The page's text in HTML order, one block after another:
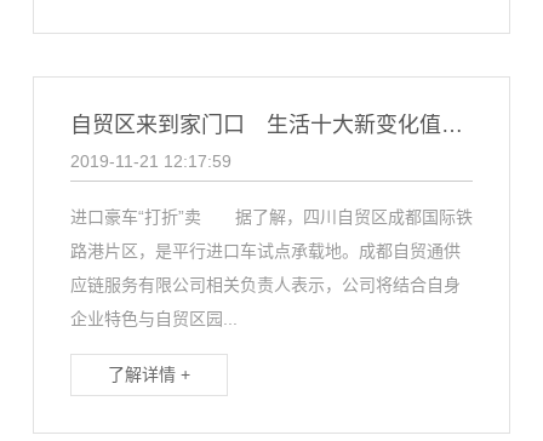
自贸区来到家门口 生活十大新变化值得期盼
2019-11-21 12:17:59
进口豪车“打折”卖 据了解，四川自贸区成都国际铁
路港片区，是平行进口车试点承载地。成都自贸通供
应链服务有限公司相关负责人表示，公司将结合自身
企业特色与自贸区园...
了解详情 +